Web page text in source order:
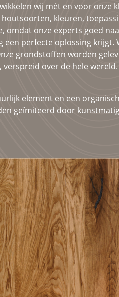
wij mét en voor onze
kleuren,
omdat onze experts goed
een perfecte oplossing
grondstoffen worden
verspreid over de hele wereld.
element en een
geïmiteerd door